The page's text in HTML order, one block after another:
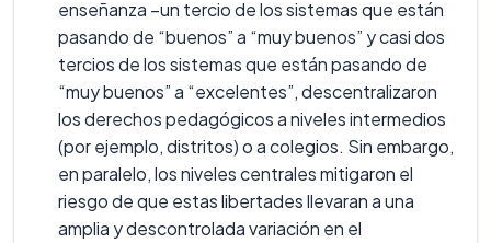
enseñanza –un tercio de los sistemas que están
pasando de “buenos” a “muy buenos” y casi dos
tercios de los sistemas que están pasando de
“muy buenos” a “excelentes”, descentralizaron
los derechos pedagógicos a niveles intermedios
(por ejemplo, distritos) o a colegios. Sin embargo,
en paralelo, los niveles centrales mitigaron el
riesgo de que estas libertades llevaran a una
amplia y descontrolada variación en el